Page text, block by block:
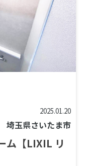
2025.01.20
埼玉県さいたま市
ム【LIXIL リ